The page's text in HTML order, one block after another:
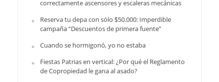
correctamente ascensores y escaleras mecánicas
Reserva tu depa con sólo $50.000: Imperdible
campaña “Descuentos de primera fuente”
Cuando se hormigonó, yo no estaba
Fiestas Patrias en vertical: ¿Por qué el Reglamento
de Copropiedad le gana al asado?